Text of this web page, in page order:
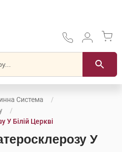
Система
У Білій Церкві
У